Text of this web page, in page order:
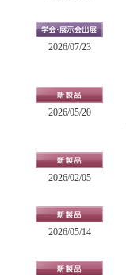
2026/07/23
2026/05/20
2026/02/05
2026/05/14